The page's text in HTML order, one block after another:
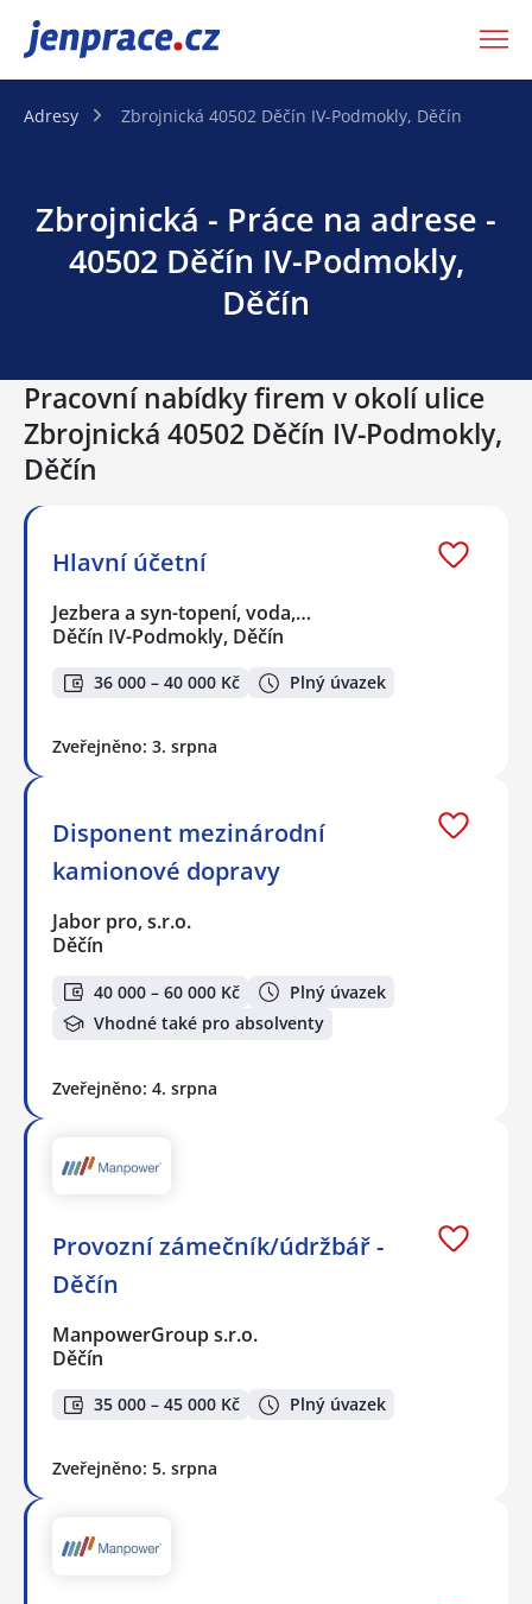
JenPráce.cz
Adresy Zbrojnická 40502 Děčín IV-Podmokly, Děčín
Zbrojnická - Práce na adrese -
40502 Děčín IV-Podmokly,
Děčín
Pracovní nabídky firem v okolí ulice
Zbrojnická 40502 Děčín IV-Podmokly,
Děčín
Hlavní účetní
Jezbera a syn-topení, voda,…
Děčín IV-Podmokly, Děčín
36 000 – 40 000 Kč Plný úvazek
Zveřejněno: 3. srpna
Disponent mezinárodní
kamionové dopravy
Jabor pro, s.r.o.
Děčín
40 000 – 60 000 Kč
Plný úvazek
Vhodné také pro absolventy
Zveřejněno: 4. srpna
Provozní zámečník/údržbář -
Děčín
ManpowerGroup s.r.o.
Děčín
35 000 – 45 000 Kč Plný úvazek
Zveřejněno: 5. srpna